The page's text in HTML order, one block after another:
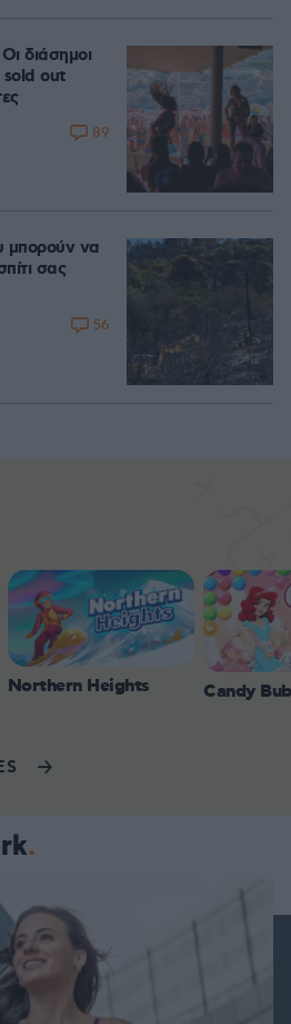
διάσημοι
sold out
89
μπορούν να
σας
56
Northern Heights Candy